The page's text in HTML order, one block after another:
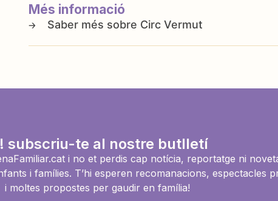
Més informació
Circ Vermut
subscriu-te al nostre butlletí
i no et perdis cap notícia, reportatge ni
i famílies. T’hi esperen recomanacions, espectacles
i moltes propostes per gaudir en família!